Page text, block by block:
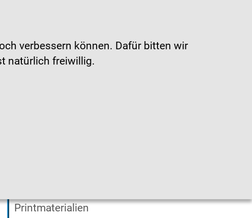
verbessern können. Dafür bitten wir
natürlich freiwillig.
Printmaterialien